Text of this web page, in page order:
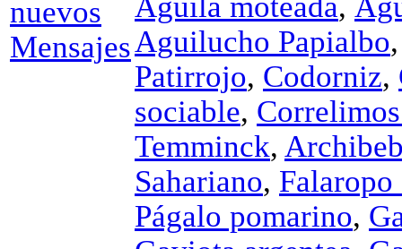
Aguilucho Papialbo
Patirrojo, Codorniz,
sociable,
Temminck,
Sahariano, Falaropo
Págalo pomarino,